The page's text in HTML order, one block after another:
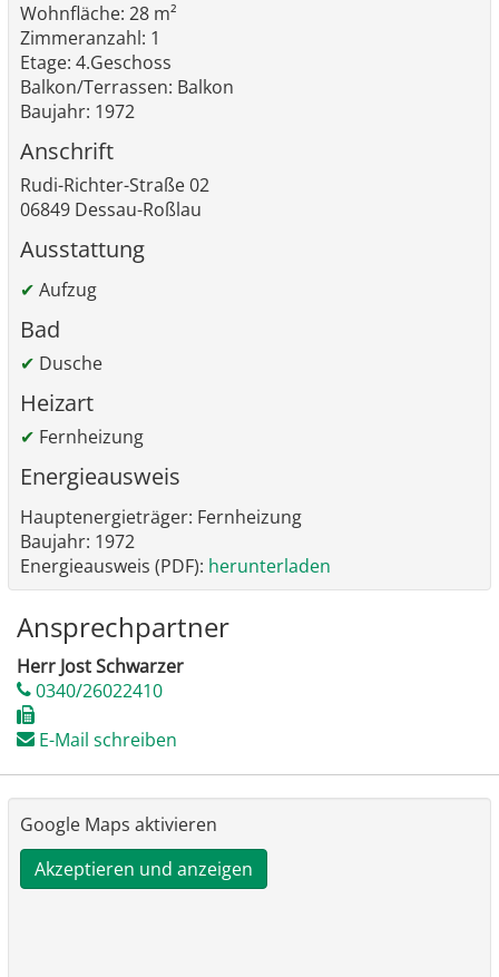
Wohnfläche: 28 m²
Zimmeranzahl: 1
Etage: 4.Geschoss
Balkon/Terrassen: Balkon
Baujahr: 1972
Anschrift
Rudi-Richter-Straße 02
06849 Dessau-Roßlau
Ausstattung
✔ Aufzug
Bad
✔ Dusche
Heizart
✔ Fernheizung
Energieausweis
Hauptenergieträger: Fernheizung
Baujahr: 1972
Energieausweis (PDF): herunterladen
Ansprechpartner
Herr Jost Schwarzer
0340/26022410
E-Mail schreiben
Google Maps aktivieren
Akzeptieren und anzeigen